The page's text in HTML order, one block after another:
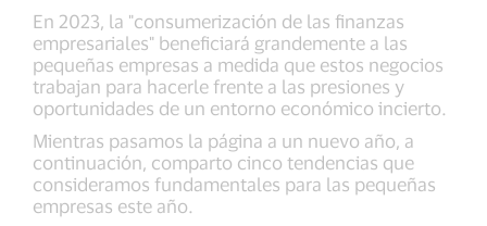
En 2023, la "consumerización de las finanzas
empresariales" beneficiará grandemente a las
pequeñas empresas a medida que estos negocios
trabajan para hacerle frente a las presiones y
oportunidades de un entorno económico incierto.
Mientras pasamos la página a un nuevo año, a
continuación, comparto cinco tendencias que
consideramos fundamentales para las pequeñas
empresas este año.